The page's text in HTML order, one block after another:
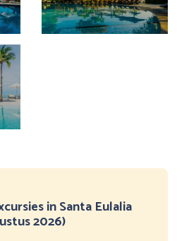
in Santa Eulalia
2026)